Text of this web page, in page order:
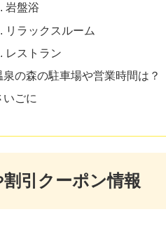
岩盤浴
リラックスルーム
レストラン
泉の森の駐車場や営業時間は？
いごに
引クーポン情報